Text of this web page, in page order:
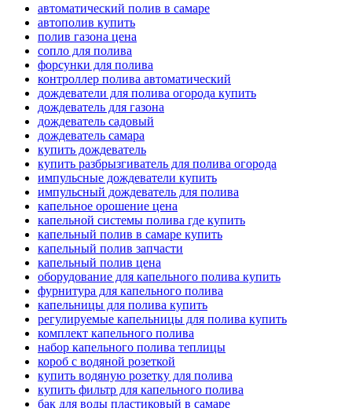
автоматический полив в самаре
автополив купить
полив газона цена
сопло для полива
форсунки для полива
контроллер полива автоматический
дождеватели для полива огорода купить
дождеватель для газона
дождеватель садовый
дождеватель самара
купить дождеватель
купить разбрызгиватель для полива огорода
импульсные дождеватели купить
импульсный дождеватель для полива
капельное орошение цена
капельной системы полива где купить
капельный полив в самаре купить
капельный полив запчасти
капельный полив цена
оборудование для капельного полива купить
фурнитура для капельного полива
капельницы для полива купить
регулируемые капельницы для полива купить
комплект капельного полива
набор капельного полива теплицы
короб с водяной розеткой
купить водяную розетку для полива
купить фильтр для капельного полива
бак для воды пластиковый в самаре